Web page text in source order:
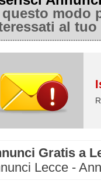
questo modo
al
Gratis a
Lecce -